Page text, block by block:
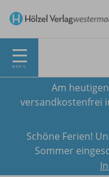
MENÜ
Am
versandkostenfrei
Schöne Ferien!
Sommer